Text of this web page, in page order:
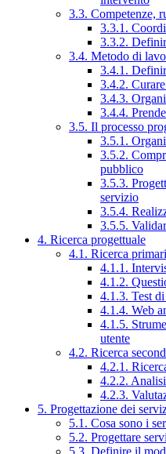
3.3. Competenze,
3.3.1.
3.3.2.
3.4. Metodo di
3.4.1.
3.4.2.
3.4.3.
3.4.4.
3.5. Il processo
3.5.1.
3.5.2.
pubblico
3.5.3.
servizio
3.5.4.
3.5.5.
4. Ricerca progettuale
4.1. Ricerca
4.1.1.
4.1.2.
4.1.3. Test
4.1.4. Web
4.1.5.
utente
4.2. Ricerca
4.2.1.
4.2.2.
4.2.3.
5. Progettazione dei
5.1. Cosa sono i
5.2. Progettare
5.3. Definire il